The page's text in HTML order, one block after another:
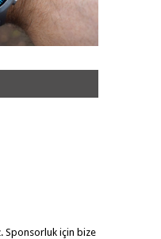
Sponsorluk için bize